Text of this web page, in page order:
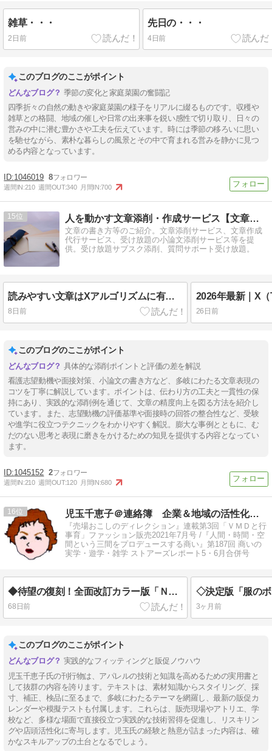
雑草・・・
2日前
先日の・・・
4日前
このブログのここがポイント
季節の変化と家庭菜園の奮闘記
四季折々の自然の動きや家庭菜園の様子をリアルに綴るものです。収穫や
雑草との格闘、地域の催しや日常の出来事を鋭い感性で切り取り、日々の
営みの中に潜む豊かさや工夫を伝えています。時には季節の移ろいに思い
を馳せながら、素朴な暮らしの風景とその中で育まれる営みを静かに見つ
める内容となっています。
1046019 8
週間IN:210 週間OUT:340 月間IN:700
15 人を動かす文章添削・作成サービス【文章専門サービス】
文章の書き方等のご紹介。文章添削サービス、文章作成
代行サービス、受け放題の小論文添削サービス等を提
供。受け放題サブスク添削、質問サポート受け放題。
読みやすい文章はXアルゴリズムに有利？インプレッションが伸びる理由を解説
8日前 26日前
このブログのここがポイント
具体的な添削ポイントと評価の差を解説
看護志望動機や面接対策、小論文の書き方など、多岐にわたる文章表現の
コツを丁寧に解説しています。ポイントは、伝わり方の工夫と一貫性の保
持にあり、実践的な添削例を通じて、文章の精度向上を図る方法を紹介し
ています。また、志望動機の評価基準や面接時の回答の整合性など、受験
や進学に役立つテクニックをわかりやすく解説。膨大な事例とともに、む
だのない思考と表現に磨きをかけるための知見を提供する内容となってい
ます。
1045152 2
週間IN:210 週間OUT:120 月間IN:680
16 児玉千恵子＠連絡簿 企業＆地域の活性化プロデューサー
『売場おこしのディレクション』連載第3回「ＶＭＤと行
事育」ファッション販売2021年7月号 /『人間・時間・空
間という三間をプロデュースする商い』第187回 商いの
実学・遊学・雑学 ストアーズレポート5・6月合併号
◆待望の復刻！全面改訂カラー版「ＮＥＷ 魅せるお店のＶＭＤ」発売！
68日前 3ヶ月前
このブログのここがポイント
実践的なフィッティングと販促ノウハウ
児玉千恵子氏の刊行物は、アパレルの技術と知識を高めるための実用書と
して抜群の内容を誇ります。テキストは、素材知識からスタイリング、採
寸、補正、検品に至るまで、多岐にわたるテーマを網羅し、最新の販促カ
レンダーや模擬テストも付属します。これらは、販売現場やアトリエ、学
校など、多様な場面で直接役立つ実践的な技術習得を促進し、リスキリン
グや店頭活性化に寄与します。児玉氏の経験と熱意が詰まった内容は、確
かなスキルアップの土台となるでしょう。